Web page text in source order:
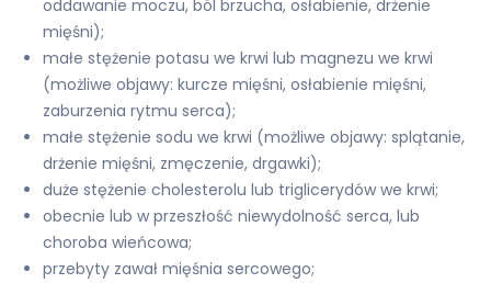
oddawanie moczu, ból brzucha, osłabienie, drżenie
mięśni);
małe stężenie potasu we krwi lub magnezu we krwi
(możliwe objawy: kurcze mięśni, osłabienie mięśni,
zaburzenia rytmu serca);
małe stężenie sodu we krwi (możliwe objawy: splątanie,
drżenie mięśni, zmęczenie, drgawki);
duże stężenie cholesterolu lub triglicerydów we krwi;
obecnie lub w przeszłość niewydolność serca, lub
choroba wieńcowa;
przebyty zawał mięśnia sercowego;